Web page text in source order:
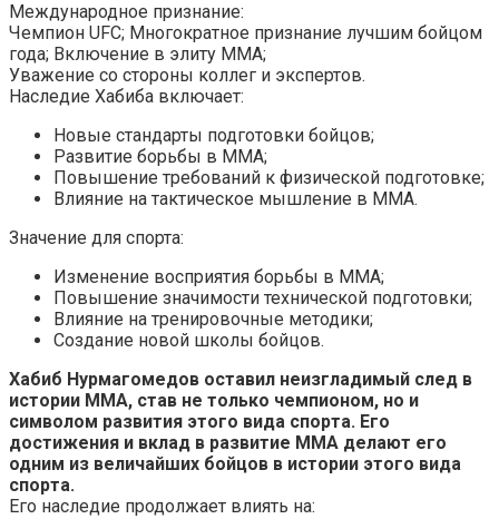
Международное признание:
Чемпион UFC; Многократное признание лучшим бойцом
года; Включение в элиту ММА;
Уважение со стороны коллег и экспертов.
Наследие Хабиба включает:
Новые стандарты подготовки бойцов;
Развитие борьбы в ММА;
Повышение требований к физической подготовке;
Влияние на тактическое мышление в ММА.
Значение для спорта:
Изменение восприятия борьбы в ММА;
Повышение значимости технической подготовки;
Влияние на тренировочные методики;
Создание новой школы бойцов.
Хабиб Нурмагомедов оставил неизгладимый след в
истории ММА, став не только чемпионом, но и
символом развития этого вида спорта. Его
достижения и вклад в развитие ММА делают его
одним из величайших бойцов в истории этого вида
спорта.
Его наследие продолжает влиять на: